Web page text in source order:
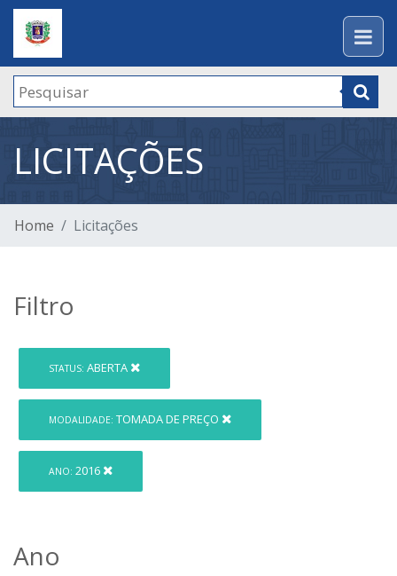
LICITAÇÕES
Home Licitações
Filtro
STATUS: ABERTA
MODALIDADE: TOMADA DE PREÇO
ANO: 2016
Ano